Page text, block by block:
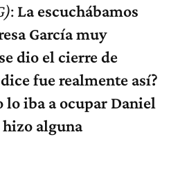
: La escuchábamos
García muy
dio el cierre de
fue realmente así?
lo iba a ocupar Daniel
alguna